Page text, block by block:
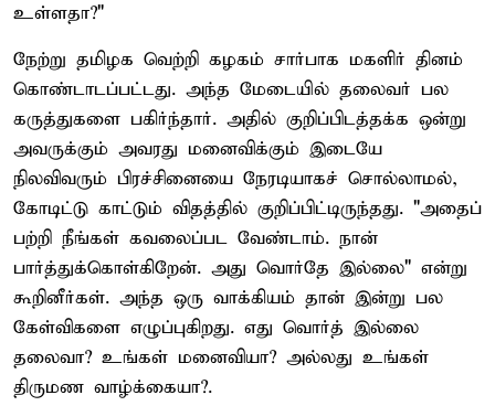
உள்ளதா?"
நேற்று தமிழக வெற்றி கழகம் சார்பாக மகளிர் தினம்
கொண்டாடப்பட்டது. அந்த மேடையில் தலைவர் பல
கருத்துகளை பகிர்ந்தார். அதில் குறிப்பிடத்தக்க ஒன்று
அவருக்கும் அவரது மனைவிக்கும் இடையே
நிலவிவரும் பிரச்சினையை நேரடியாகச் சொல்லாமல்,
கோடிட்டு காட்டும் விதத்தில் குறிப்பிட்டிருந்தது. "அதைப்
பற்றி நீங்கள் கவலைப்பட வேண்டாம். நான்
பார்த்துக்கொள்கிறேன். அது வொர்தே இல்லை" என்று
கூறினீர்கள். அந்த ஒரு வாக்கியம் தான் இன்று பல
கேள்விகளை எழுப்புகிறது. எது வொர்த் இல்லை
தலைவா? உங்கள் மனைவியா? அல்லது உங்கள்
திருமண வாழ்க்கையா?.